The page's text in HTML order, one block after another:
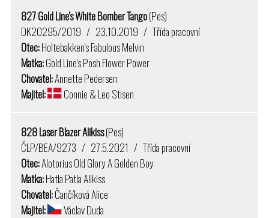
827 Gold Line's White Bomber Tango(Pes)
DK20295/2019 / 23.10.2019 / Třída pracovní
Otec:Holtebakken's Fabulous Melvin
Matka:Gold Line's Posh Flower Power
Chovatel:Annette Pedersen
Majitel:
Connie & Leo Stisen
828 Laser Blazer Alikiss(Pes)
ČLP/BEA/9273 / 27.5.2021 / Třída pracovní
Otec:Alotorius Old Glory A Golden Boy
Matka:Hatla Patla Alikiss
Chovatel:Čančíková Alice
Majitel:
Václav Duda